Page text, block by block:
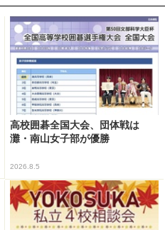
高校囲碁全国大会、団体戦は
灘・南山女子部が優勝
2026.8.5